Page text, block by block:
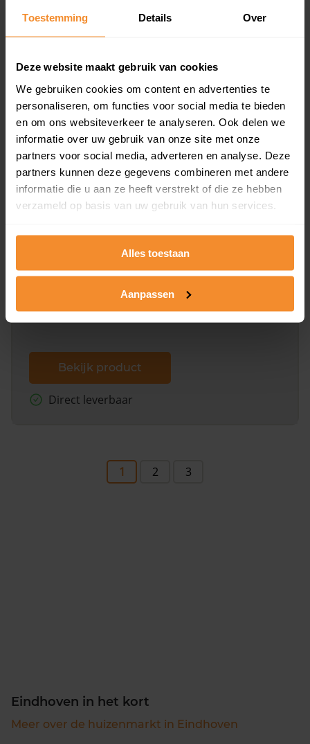
Toestemming Details Over
Deze website maakt gebruik van cookies
We gebruiken cookies om content en advertenties te
personaliseren, om functies voor social media te bieden
en om ons websiteverkeer te analyseren. Ook delen we
informatie over uw gebruik van onze site met onze
partners voor social media, adverteren en analyse. Deze
partners kunnen deze gegevens combineren met andere
informatie die u aan ze heeft verstrekt of die ze hebben
verzameld op basis van uw gebruik van hun services.
Alles toestaan
Aanpassen
Een overzicht van alle verkochte woningen (koopsom
en koopdatum) binnen een postcodegebied. Dit
Bekijk product
Direct leverbaar
Een uitgebreid overzicht van het perceel en
dit inclusief de luchtfoto!
Bekijk product
Direct leverbaar
1 2 3
Eindhoven in het kort
Meer over de huizenmarkt in Eindhoven